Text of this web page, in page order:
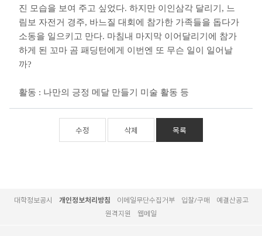
진 모습을 보여 주고 싶었다. 하지만 이인삼각 달리기, 느
림보 자전거 경주, 바느질 대회에 참가한 가족들을 돕다가
소동을 일으키고 만다. 마침내 마지막 이어달리기에 참가
하게 된 꼬마 곰 패딩턴에게 이번엔 또 무슨 일이 일어날
까?
활동 : 나만의 긍정 메달 만들기 미술 활동 등
수정 삭제 목록
대학정보공시 개인정보처리방침 이메일무단수집거부 입찰/구매
예결산공고
원격지원
웹메일